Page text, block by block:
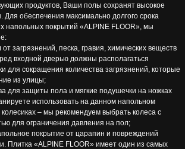
продуктов, Ваши полы сохранят высокое
Для обеспечения максимально долгого срока
напольных покрытий «ALPINE FLOOR», мы
загрязнений, песка, гравия, химических веществ
входной дверью должны располагаться
для сокращения количества загрязнений, которые
из улицы;
для защиты пола и мягкие подушечки на ножках
использовать на данном напольном
– мы рекомендуем выбрать колеса с
для ограничения давления на пол;
покрытие от царапин и повреждений
Плитка «ALPINE FLOOR» имеет один из самых